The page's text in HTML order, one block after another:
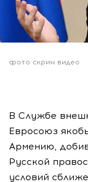
фото скрин видео
В Службе
Евросоюз
Армению,
Русской
условий